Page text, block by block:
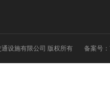
设施有限公司 版权所有 备案号